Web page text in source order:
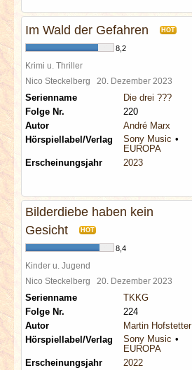
Im Wald der Gefahren HOT
8,2
Krimi u. Thriller
Nico Steckelberg 20. Dezember 2023
Serienname
Die drei ???
Folge Nr.
220
Autor
André Marx
Hörspiellabel/Verlag
Sony Music
EUROPA
Erscheinungsjahr
2023
Bilderdiebe haben kein
Gesicht
HOT
8,4
Kinder u. Jugend
Nico Steckelberg 20. Dezember 2023
Serienname
TKKG
Folge Nr.
224
Autor
Martin Hofstetter
Hörspiellabel/Verlag
Sony Music
EUROPA
Erscheinungsjahr
2022